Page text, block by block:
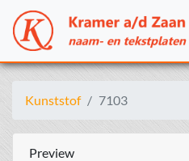
Kunststof 7103
Preview